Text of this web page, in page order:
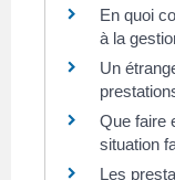
En quoi
à la
Un
Que faire
situation
Les